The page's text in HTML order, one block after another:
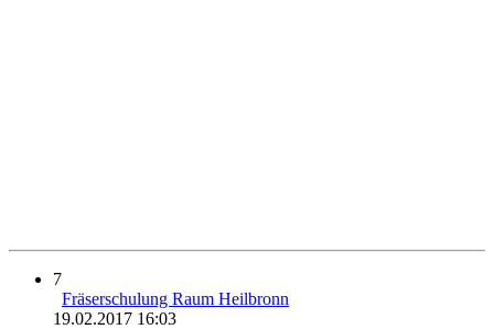
7
Fräserschulung Raum Heilbronn
19.02.2017 16:03